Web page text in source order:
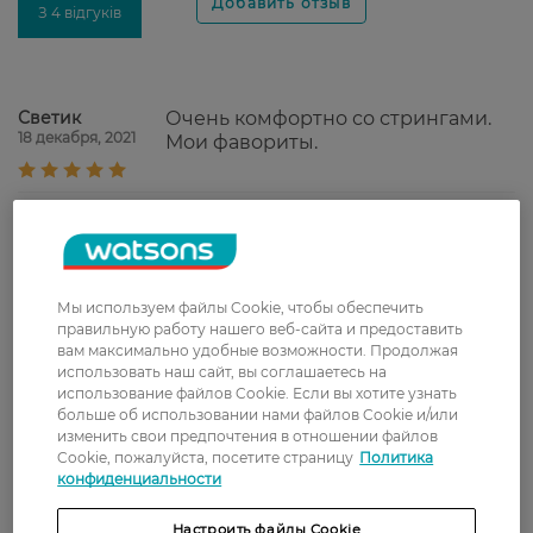
З 4 відгуків
Светик
18 декабря, 2021
Очень комфортно со стрингами.
Мои фавориты.
12 ноября, 2021
непомітні. Всі потрібні функції
виконують))
Alina
6 ноября, 2021
Ці щоденки просто знахідка:
тримають вологу, не муляють,
рекомендую.
Татьяна
29 августа, 2021
Прокладки сподобались, мають
приємний аромат, м'які на дотик.
Мы используем файлы Cookie, чтобы обеспечить
правильную работу нашего веб-сайта и предоставить
вам максимально удобные возможности. Продолжая
использовать наш сайт, вы соглашаетесь на
использование файлов Cookie. Если вы хотите узнать
больше об использовании нами файлов Cookie и/или
изменить свои предпочтения в отношении файлов
Cookie, пожалуйста, посетите страницу Политика
конфиденциальности
Настроить файлы Cookie